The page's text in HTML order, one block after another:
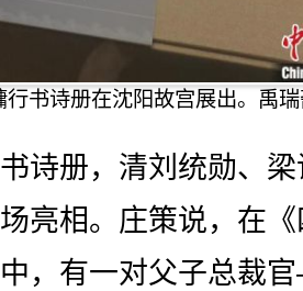
书诗册在沈阳故宫展出。禹
册，清刘统勋、梁
亮相。庄策说，在
，有一对父子总裁